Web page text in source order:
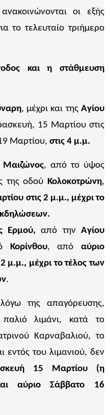
οι εξής
το τελευταίο τριήμερο
και η στάθμευση
, μέχρι και της Αγίου
15 Μαρτίου στις
Μαρτίου,στις 4 μ.μ.
Μαιζώνος, από το ύψος
της οδού Κολοκοτρώνη,
στις 2 μ.μ., μέχρι το
Ερμού, από την Αγίου
Κορίνθου, από αύριο
μ.μ., μέχρι το τέλος των
.
της απαγόρευσης,
λιμάνι, κατά το
Καρναβαλιού, το
εντός του λιμανιού, δεν
15 Μαρτίου (η
αύριο Σάββατο 16